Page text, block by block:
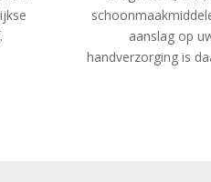
aanslag op
handverzorging is